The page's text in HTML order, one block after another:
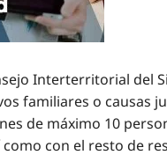
Interterritorial del
familiares o causas
de máximo 10
con el resto de